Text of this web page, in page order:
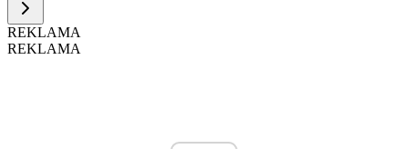
REKLAMA
REKLAMA